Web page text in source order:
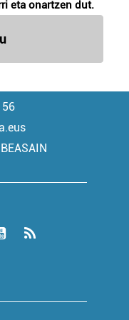
eta onartzen dut.